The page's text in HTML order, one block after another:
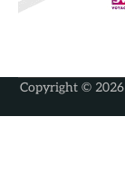
Copyright © 2026